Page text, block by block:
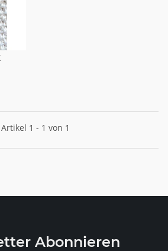
Artikel 1 - 1 von 1
Abonnieren